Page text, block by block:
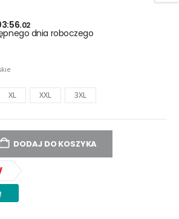
02
dnia roboczego
XL XXL 3XL
DODAJ DO KOSZYKA